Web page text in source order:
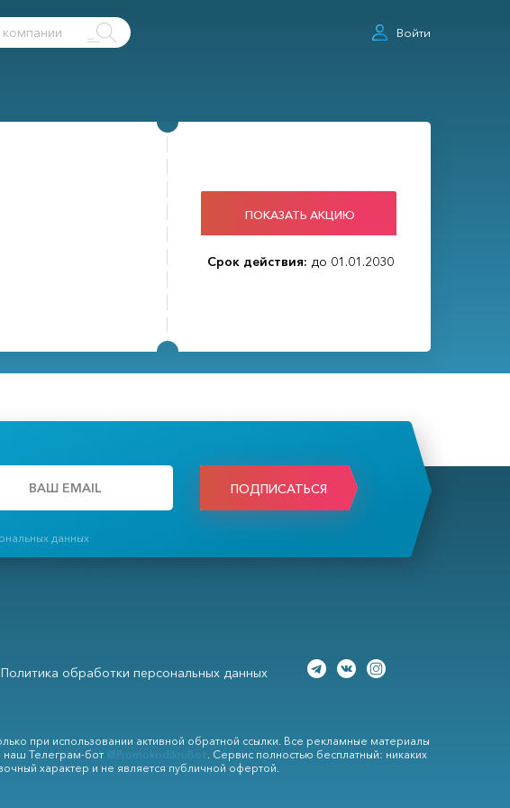
Войти
ПОКАЗАТЬ АКЦИЮ
Срок действия: до 01.01.2030
ПОДПИСАТЬСЯ
данных
Политика обработки персональных данных
при использовании активной обратной ссылки. Все рекламные материалы
наш Телеграм-бот
. Сервис полностью бесплатный: никаких
характер и не является публичной офертой.